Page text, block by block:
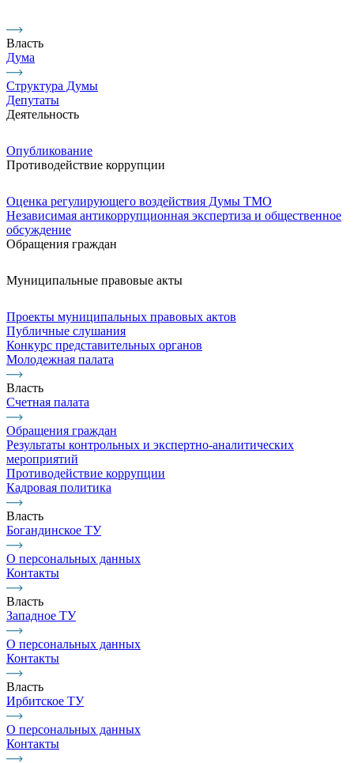
Власть
Дума
Структура Думы
Депутаты
Деятельность
Опубликование
Противодействие коррупции
Оценка регулирующего воздействия Думы ТМО
Независимая антикоррупционная экспертиза и общественное
обсуждение
Обращения граждан
Муниципальные правовые акты
Проекты муниципальных правовых актов
Публичные слушания
Конкурс представительных органов
Молодежная палата
Власть
Счетная палата
Обращения граждан
Результаты контрольных и экспертно-аналитических
мероприятий
Противодействие коррупции
Кадровая политика
Власть
Богандинское ТУ
О персональных данных
Контакты
Власть
Западное ТУ
О персональных данных
Контакты
Власть
Ирбитское ТУ
О персональных данных
Контакты